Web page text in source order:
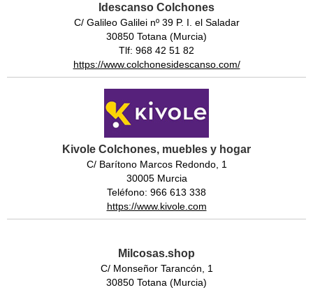
Idescanso Colchones
C/ Galileo Galilei nº 39 P. I. el Saladar
30850 Totana (Murcia)
Tlf: 968 42 51 82
https://www.colchonesidescanso.com/
Kivole Colchones, muebles y hogar
C/ Barítono Marcos Redondo, 1
30005 Murcia
Teléfono: 966 613 338
https://www.kivole.com
Milcosas.shop
C/ Monseñor Tarancón, 1
30850 Totana (Murcia)